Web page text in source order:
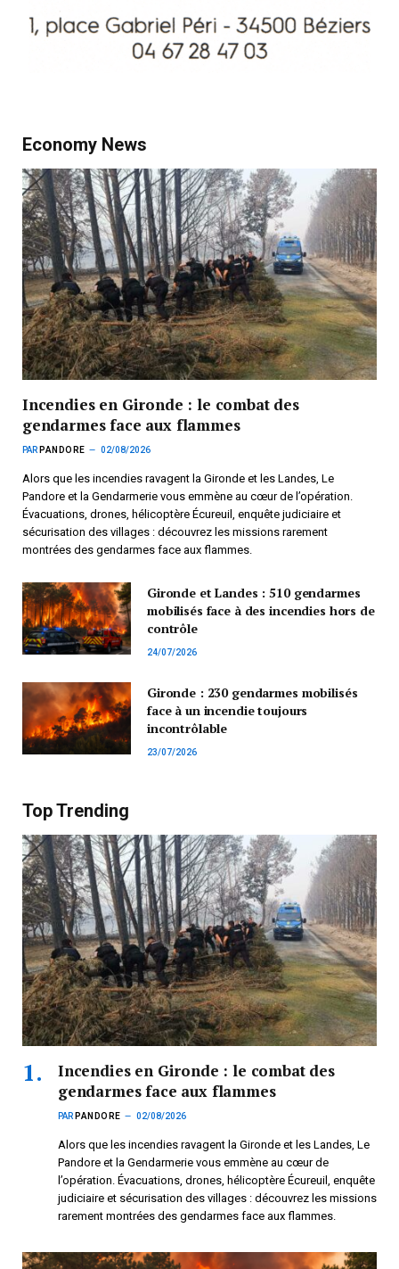
Economy News
Incendies en Gironde : le combat des
gendarmes face aux flammes
PAR PANDORE 02/08/2026
Alors que les incendies ravagent la Gironde et les Landes, Le
Pandore et la Gendarmerie vous emmène au cœur de l’opération.
Évacuations, drones, hélicoptère Écureuil, enquête judiciaire et
sécurisation des villages : découvrez les missions rarement
montrées des gendarmes face aux flammes.
Gironde et Landes : 510 gendarmes
mobilisés face à des incendies hors de
contrôle
24/07/2026
Gironde : 230 gendarmes mobilisés
face à un incendie toujours
incontrôlable
23/07/2026
Top Trending
Incendies en Gironde : le combat des
gendarmes face aux flammes
PAR PANDORE 02/08/2026
Alors que les incendies ravagent la Gironde et les Landes, Le
Pandore et la Gendarmerie vous emmène au cœur de
l’opération. Évacuations, drones, hélicoptère Écureuil, enquête
judiciaire et sécurisation des villages : découvrez les missions
rarement montrées des gendarmes face aux flammes.